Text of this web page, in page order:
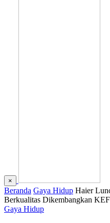
×
Beranda Gaya Hidup Haier
Berkualitas Dikembangkan KEF
Gaya Hidup